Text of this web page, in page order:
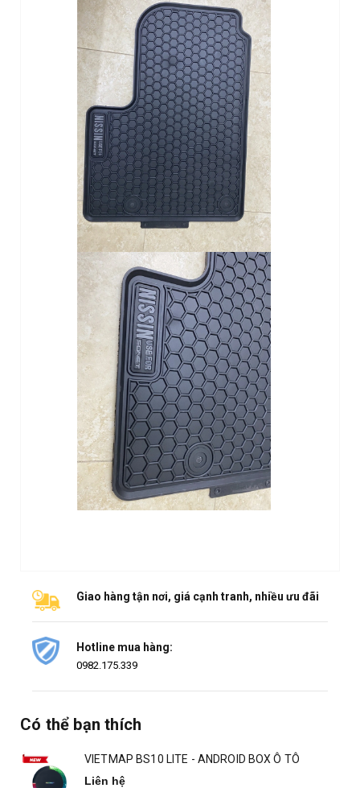
Giao hàng tận nơi, giá cạnh tranh, nhiều ưu đãi
Hotline mua hàng:
0982.175.339
Có thể bạn thích
VIETMAP BS10 LITE - ANDROID BOX Ô TÔ
Liên hệ